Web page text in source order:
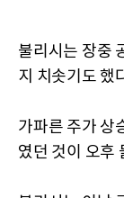
불리시는 장중
지 치솟기도 했
가파른 주가 상
였던 것이 오후